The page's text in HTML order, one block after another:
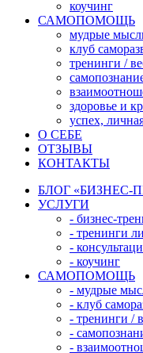
коучинг
САМОПОМОЩЬ
мудрые
клуб
тренинги /
здоровье и
успех,
О СЕБЕ
ОТЗЫВЫ
КОНТАКТЫ
БЛОГ «БИЗНЕС-
УСЛУГИ
- бизнес-
- тренинги
-
- коучинг
САМОПОМОЩЬ
- мудрые
- клуб
- тренинги /
-
-